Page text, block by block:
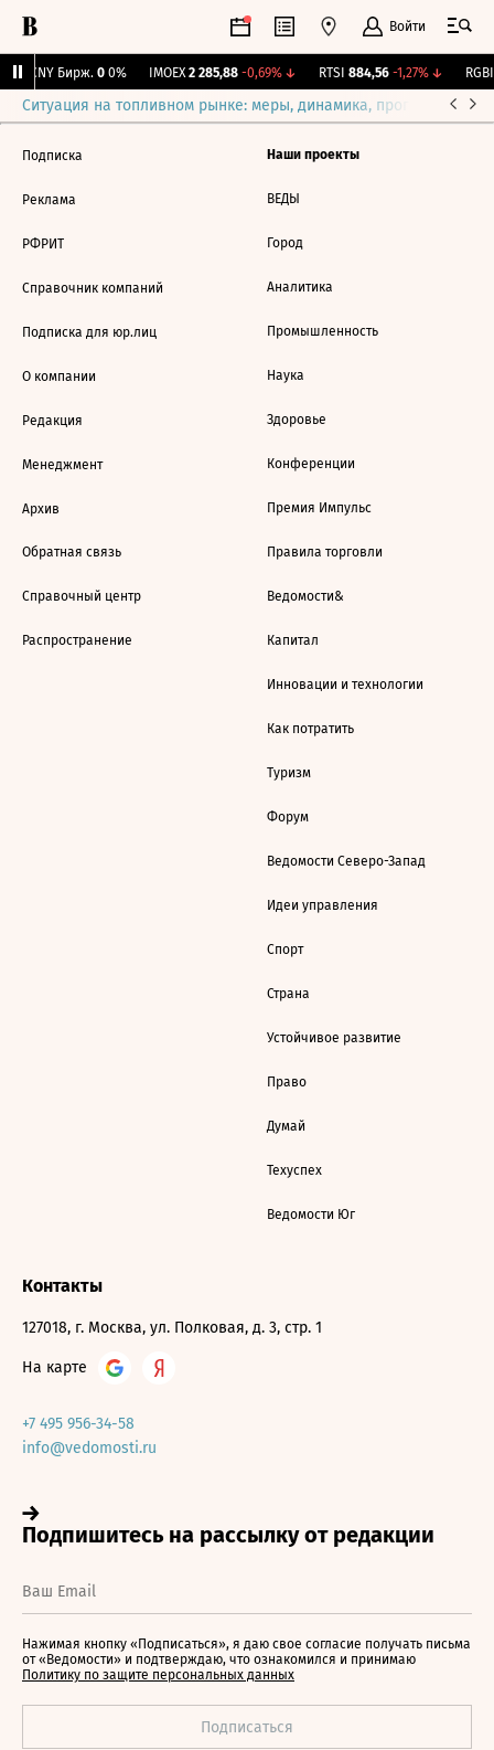
Войти
CNY Бирж. 0 0% IMOEX 2 285,88 -0,69%↓ RTSI 884,56 -1,27%↓ RGBI
Ситуация на топливном рынке: меры, динамика, прогнозы
Подписка
Реклама
РФРИТ
Справочник компаний
Подписка для юр.лиц
О компании
Редакция
Менеджмент
Архив
Обратная связь
Справочный центр
Распространение
Наши проекты
ВЕДЫ
Город
Аналитика
Промышленность
Наука
Здоровье
Конференции
Премия Импульс
Правила торговли
Ведомости&
Капитал
Инновации и технологии
Как потратить
Туризм
Форум
Ведомости Северо-Запад
Идеи управления
Спорт
Страна
Устойчивое развитие
Право
Думай
Техуспех
Ведомости Юг
Контакты
127018, г. Москва, ул. Полковая, д. 3, стр. 1
На карте
+7 495 956-34-58
info@vedomosti.ru
Нажимая кнопку «Подписаться», я даю свое согласие получать письма
от «Ведомости» и подтверждаю, что ознакомился и принимаю
Политику по защите персональных данных